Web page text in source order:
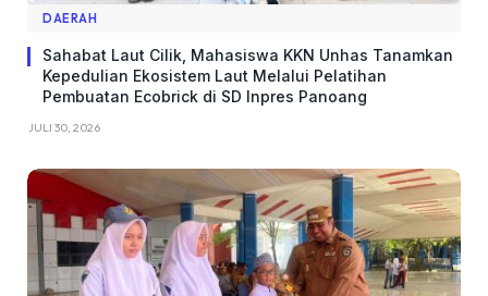
DAERAH
Sahabat Laut Cilik, Mahasiswa KKN Unhas Tanamkan
Kepedulian Ekosistem Laut Melalui Pelatihan
Pembuatan Ecobrick di SD Inpres Panoang
JULI 30, 2026